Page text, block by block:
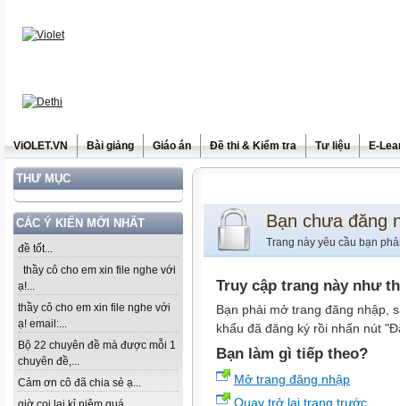
ViOLET.VN Bài giảng Giáo án Đề thi & Kiểm tra Tư liệu E-
THƯ MỤC
CÁC Ý KIẾN MỚI NHẤT
đề tốt...
thầy cô cho em xin file nghe với
ạ!...
thầy cô cho em xin file nghe với
ạ! email:...
Bộ 22 chuyên đề mà được mỗi 1
chuyên đề,...
Cảm ơn cô đã chia sẻ ạ...
Bạn chưa đăng
Trang này yêu cầu bạn
Truy cập trang này như
Bạn phải mở trang đăng nhập,
khẩu đã đăng ký rồi nhấn nút
Bạn làm gì tiếp theo?
Mở trang đăng nhập
Quay trở lại trang trước